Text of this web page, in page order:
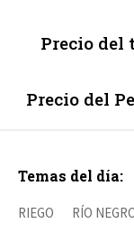
Precio del
Precio del
Temas del día:
RIEGO RÍO